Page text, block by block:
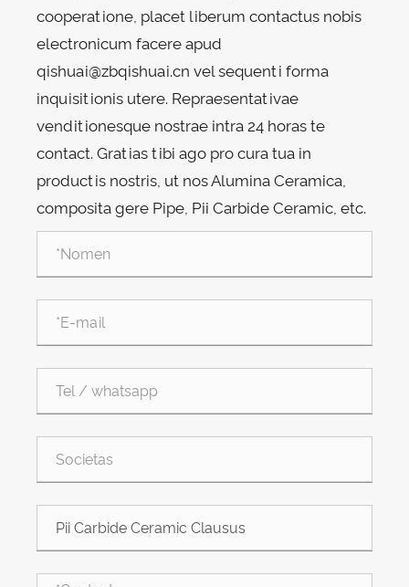
cooperatione, placet liberum contactus nobis
electronicum facere apud
qishuai@zbqishuai.cn vel sequenti forma
inquisitionis utere. Repraesentativae
venditionesque nostrae intra 24 horas te
contact. Gratias tibi ago pro cura tua in
productis nostris, ut nos Alumina Ceramica,
composita gere Pipe, Pii Carbide Ceramic, etc.